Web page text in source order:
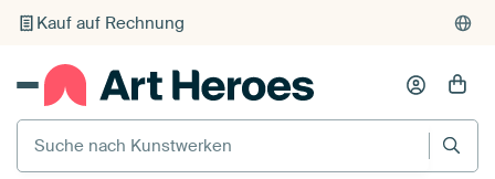
Kauf auf Rechnung
Individueller Druck auf Bestellung
Suche nach Kunstwerken